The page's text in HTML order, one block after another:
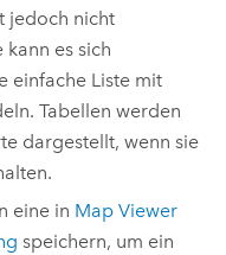
jedoch nicht
es sich
einfache Liste mit
Tabellen werden
dargestellt, wenn sie
eine in Map Viewer
speichern, um ein